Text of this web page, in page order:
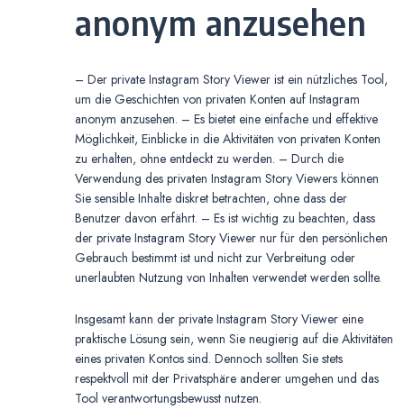
anonym anzusehen
– Der private Instagram Story Viewer ist ein nützliches Tool,
um die Geschichten von privaten Konten auf Instagram
anonym anzusehen. – Es bietet eine einfache und effektive
Möglichkeit, Einblicke in die Aktivitäten von privaten Konten
zu erhalten, ohne entdeckt zu werden. – Durch die
Verwendung des privaten Instagram Story Viewers können
Sie sensible Inhalte diskret betrachten, ohne dass der
Benutzer davon erfährt. – Es ist wichtig zu beachten, dass
der private Instagram Story Viewer nur für den persönlichen
Gebrauch bestimmt ist und nicht zur Verbreitung oder
unerlaubten Nutzung von Inhalten verwendet werden sollte.
Insgesamt kann der private Instagram Story Viewer eine
praktische Lösung sein, wenn Sie neugierig auf die Aktivitäten
eines privaten Kontos sind. Dennoch sollten Sie stets
respektvoll mit der Privatsphäre anderer umgehen und das
Tool verantwortungsbewusst nutzen.